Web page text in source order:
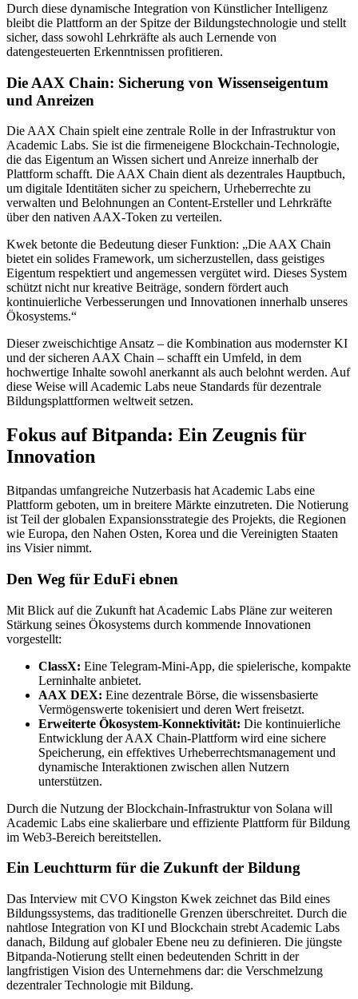
Durch diese dynamische Integration von Künstlicher Intelligenz
bleibt die Plattform an der Spitze der Bildungstechnologie und stellt
sicher, dass sowohl Lehrkräfte als auch Lernende von
datengesteuerten Erkenntnissen profitieren.
Die AAX Chain: Sicherung von Wissenseigentum
und Anreizen
Die AAX Chain spielt eine zentrale Rolle in der Infrastruktur von
Academic Labs. Sie ist die firmeneigene Blockchain-Technologie,
die das Eigentum an Wissen sichert und Anreize innerhalb der
Plattform schafft. Die AAX Chain dient als dezentrales Hauptbuch,
um digitale Identitäten sicher zu speichern, Urheberrechte zu
verwalten und Belohnungen an Content-Ersteller und Lehrkräfte
über den nativen AAX-Token zu verteilen.
Kwek betonte die Bedeutung dieser Funktion: „Die AAX Chain
bietet ein solides Framework, um sicherzustellen, dass geistiges
Eigentum respektiert und angemessen vergütet wird. Dieses System
schützt nicht nur kreative Beiträge, sondern fördert auch
kontinuierliche Verbesserungen und Innovationen innerhalb unseres
Ökosystems.“
Dieser zweischichtige Ansatz – die Kombination aus modernster KI
und der sicheren AAX Chain – schafft ein Umfeld, in dem
hochwertige Inhalte sowohl anerkannt als auch belohnt werden. Auf
diese Weise will Academic Labs neue Standards für dezentrale
Bildungsplattformen weltweit setzen.
Fokus auf Bitpanda: Ein Zeugnis für
Innovation
Bitpandas umfangreiche Nutzerbasis hat Academic Labs eine
Plattform geboten, um in breitere Märkte einzutreten. Die Notierung
ist Teil der globalen Expansionsstrategie des Projekts, die Regionen
wie Europa, den Nahen Osten, Korea und die Vereinigten Staaten
ins Visier nimmt.
Den Weg für EduFi ebnen
Mit Blick auf die Zukunft hat Academic Labs Pläne zur weiteren
Stärkung seines Ökosystems durch kommende Innovationen
vorgestellt:
ClassX: Eine Telegram-Mini-App, die spielerische, kompakte
Lerninhalte anbietet.
AAX DEX: Eine dezentrale Börse, die wissensbasierte
Vermögenswerte tokenisiert und deren Wert freisetzt.
Erweiterte Ökosystem-Konnektivität: Die kontinuierliche
Entwicklung der AAX Chain-Plattform wird eine sichere
Speicherung, ein effektives Urheberrechtsmanagement und
dynamische Interaktionen zwischen allen Nutzern
unterstützen.
Durch die Nutzung der Blockchain-Infrastruktur von Solana will
Academic Labs eine skalierbare und effiziente Plattform für Bildung
im Web3-Bereich bereitstellen.
Ein Leuchtturm für die Zukunft der Bildung
Das Interview mit CVO Kingston Kwek zeichnet das Bild eines
Bildungssystems, das traditionelle Grenzen überschreitet. Durch die
nahtlose Integration von KI und Blockchain strebt Academic Labs
danach, Bildung auf globaler Ebene neu zu definieren. Die jüngste
Bitpanda-Notierung stellt einen bedeutenden Schritt in der
langfristigen Vision des Unternehmens dar: die Verschmelzung
dezentraler Technologie mit Bildung.